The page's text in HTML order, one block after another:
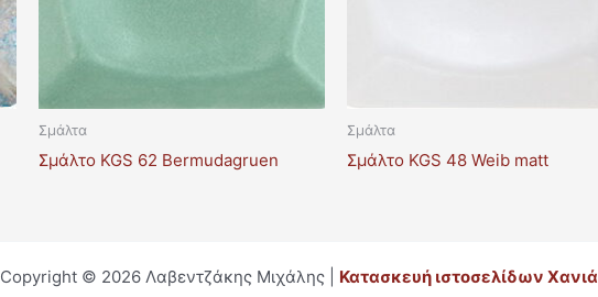
Σμάλτα
Σμάλτο KGS 62 Bermudagruen
Σμάλτα
Σμάλτο KGS 48 Weib matt
Copyright © 2026 Λαβεντζάκης Μιχάλης | Κατασκευή ιστοσελίδων Χανιά